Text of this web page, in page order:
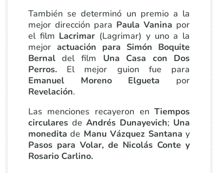
También se determinó un premio a la
mejor dirección para Paula Vanina por
el film Lacrimar (Lagrimar) y uno a la
mejor actuación para Simón Boquite
Bernaldel film Una Casa con Dos
Perros. El mejor guion fue para
Emanuel Moreno Elgueta por
Revelación.
Las menciones recayeron enTiempos
circularesde Andrés Dunayevich; Una
moneditade Manu Vázquez Santanay
Pasos para Volar, de Nicolás Conte y
Rosario Carlino.